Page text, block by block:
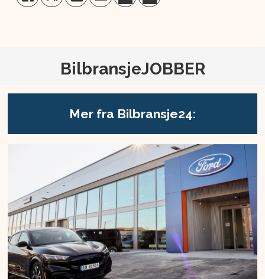
BilbransjeJOBBER
Mer fra Bilbransje24: